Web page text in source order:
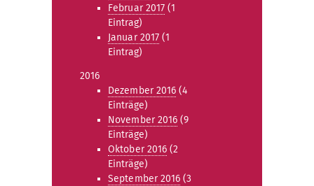
Februar 2017 (1
Eintrag)
Januar 2017 (1
Eintrag)
2016
Dezember 2016 (4
Einträge)
November 2016 (9
Einträge)
Oktober 2016 (2
Einträge)
September 2016 (3